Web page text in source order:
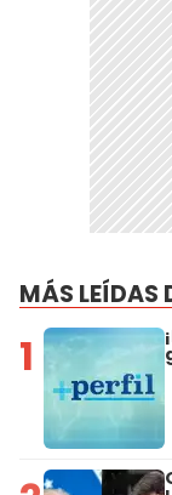
MÁS LEÍDAS
1